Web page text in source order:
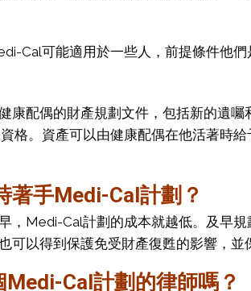
Cal可能適用於一些人，前提條件他
康配偶的財產規劃文件，包括新的遺
格。資產可以由健康配偶在他活著時
著手Medi-Cal計劃？
，Medi-Cal計劃的成本就越低。及早
可以得到保護免受財產復甦的影響，並
Medi-Cal計劃的律師嗎？